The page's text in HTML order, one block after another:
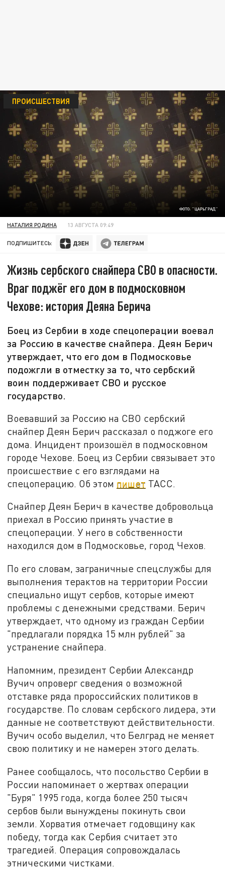
ФОТО: "ЦАРЬГРАД"
ПРОИСШЕСТВИЯ
НАТАЛИЯ РОДИНА 13 АВГУСТА 09:49
ПОДПИШИТЕСЬ:
Жизнь сербского снайпера СВО в опасности.
Враг поджёг его дом в подмосковном
Чехове: история Деяна Берича
Боец из Сербии в ходе спецоперации воевал
за Россию в качестве снайпера. Деян Берич
утверждает, что его дом в Подмосковье
подожгли в отместку за то, что сербский
воин поддерживает СВО и русское
государство.
Воевавший за Россию на СВО сербский
снайпер Деян Берич рассказал о поджоге его
дома. Инцидент произошёл в подмосковном
городе Чехове. Боец из Сербии связывает это
происшествие с его взглядами на
спецоперацию. Об этом пишет ТАСС.
Снайпер Деян Берич в качестве добровольца
приехал в Россию принять участие в
спецоперации. У него в собственности
находился дом в Подмосковье, город Чехов.
По его словам, заграничные спецслужбы для
выполнения терактов на территории России
специально ищут сербов, которые имеют
проблемы с денежными средствами. Берич
утверждает, что одному из граждан Сербии
"предлагали порядка 15 млн рублей" за
устранение снайпера.
Напомним, президент Сербии Александр
Вучич опроверг сведения о возможной
отставке ряда пророссийских политиков в
государстве. По словам сербского лидера, эти
данные не соответствуют действительности.
Вучич особо выделил, что Белград не меняет
свою политику и не намерен этого делать.
Ранее сообщалось, что посольство Сербии в
России напоминает о жертвах операции
"Буря" 1995 года, когда более 250 тысяч
сербов были вынуждены покинуть свои
земли. Хорватия отмечает годовщину как
победу, тогда как Сербия считает это
трагедией. Операция сопровождалась
этническими чистками.